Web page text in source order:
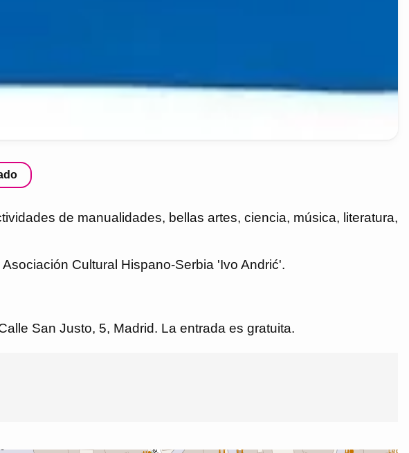
de manualidades, bellas artes, ciencia, música, literatura,
Cultural Hispano-Serbia 'Ivo Andrić'.
San Justo, 5, Madrid. La entrada es gratuita.